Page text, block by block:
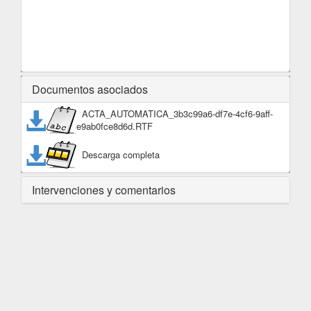
Documentos asociados
ACTA_AUTOMATICA_3b3c99a6-df7e-4cf6-9aff-
e9ab0fce8d6d.RTF
Descarga completa
Intervenciones y comentarios